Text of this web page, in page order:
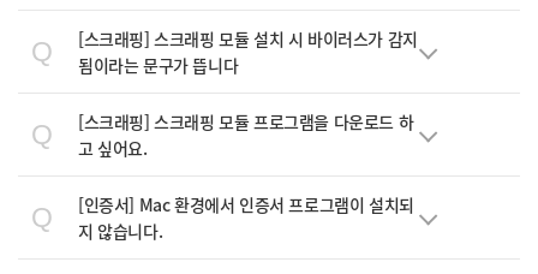
Q
[스크래핑] 스크래핑 모듈 설치 시 바이러스가 감지
됨이라는 문구가 뜹니다
Q
[스크래핑] 스크래핑 모듈 프로그램을 다운로드 하
고 싶어요.
Q
[인증서] Mac 환경에서 인증서 프로그램이 설치되
지 않습니다.